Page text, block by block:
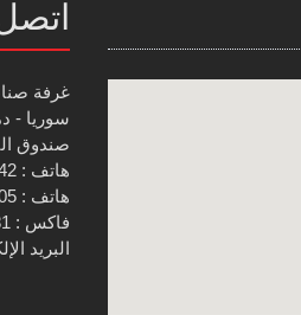
غرفة
سوريا -
صندوق
هاتف : 2215042 11 963+
هاتف : 2222205 11 963+
فاكس : 2245981 11 963+
البريد